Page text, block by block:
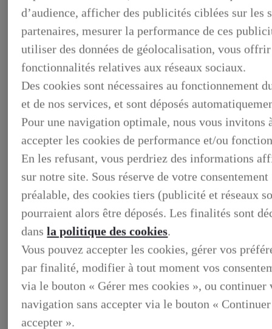
BUSINESS
DECOUVREZ NOS SOLUTIONS DEDIEES AUX
PROFESSIONNELS
BUSINESS, DECOUVREZ NOS SOLUTIONS DEDIEES
AUX PROFESSIONNELS
VOTRE LEXUS
ENTRETIEN & REPARATION
Entretien du vehicule
Verification du systeme hybride
d’audience, afficher des publicités ciblées sur les
partenaires, mesurer la performance de ces
utiliser des données de géolocalisation, vous offrir
fonctionnalités relatives aux réseaux sociaux.
Des cookies sont nécessaires au fonctionnement
et de nos services, et sont déposés
Pour une navigation optimale, nous vous invitons
accepter les cookies de performance et/ou
En les refusant, vous perdriez des informations
sur notre site. Sous réserve de votre consentement
préalable, des cookies tiers (publicité et réseaux
pourraient alors être déposés. Les finalités sont
dansla politique des cookies.
Vous pouvez accepter les cookies, gérer vos
par finalité, modifier à tout moment vos
via le bouton « Gérer mes cookies », ou continuer
navigation sans accepter via le bouton « Continuer
accepter ».